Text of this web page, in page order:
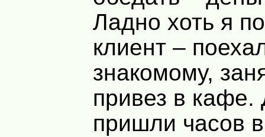
Ладно хоть я
клиент –
знакомому,
привез в кафе.
пришли часов